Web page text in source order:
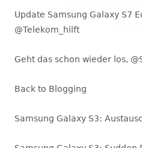
Update Samsung Galaxy S7
@Telekom_hilft
Geht das schon wieder los,
Back to Blogging
Samsung Galaxy S3: